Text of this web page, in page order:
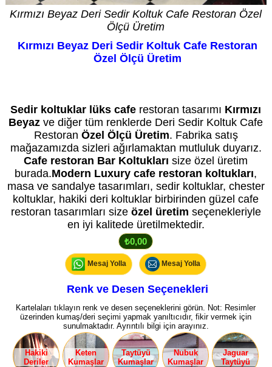
Kırmızı Beyaz Deri Sedir Koltuk Cafe Restoran Özel
Ölçü Üretim
Kırmızı Beyaz Deri Sedir Koltuk Cafe Restoran
Özel Ölçü Üretim
Sedir koltuklar lüks cafe restoran tasarımı Kırmızı
Beyaz ve diğer tüm renklerde Deri Sedir Koltuk Cafe
Restoran Özel Ölçü Üretim. Fabrika satış
mağazamızda sizleri ağırlamaktan mutluluk duyarız.
Cafe restoran Bar Koltukları size özel üretim
burada.Modern Luxury cafe restoran koltukları,
masa ve sandalye tasarımları, sedir koltuklar, chester
koltuklar, hakiki deri koltuklar birbirinden güzel cafe
restoran tasarımları size özel üretim seçenekleriyle
en iyi kalitede üretilmektedir.
₺0,00
Mesaj Yolla Mesaj Yolla
Renk ve Desen Seçenekleri
Kartelaları tıklayın renk ve desen seçeneklerini görün. Not: Resimler
üzerinden kumaş/deri seçimi yapmak yanıltıcıdır, fikir vermek için
sunulmaktadır. Ayrıntılı bilgi için arayınız.
Hakiki
Deriler
Keten
Kumaşlar
Taytüyü
Kumaşlar
Nubuk
Kumaşlar
Jaguar
Taytüyü